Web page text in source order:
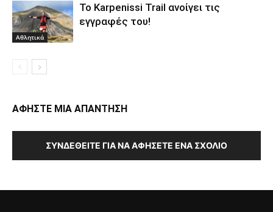
Αθλητικά
Το Karpenissi Trail ανοίγει τις
εγγραφές του!
ΑΦΗΣΤΕ ΜΙΑ ΑΠΑΝΤΗΣΗ
ΣΥΝΔΕΘΕΊΤΕ ΓΙΑ ΝΑ ΑΦΉΣΕΤΕ ΈΝΑ ΣΧΌΛΙΟ